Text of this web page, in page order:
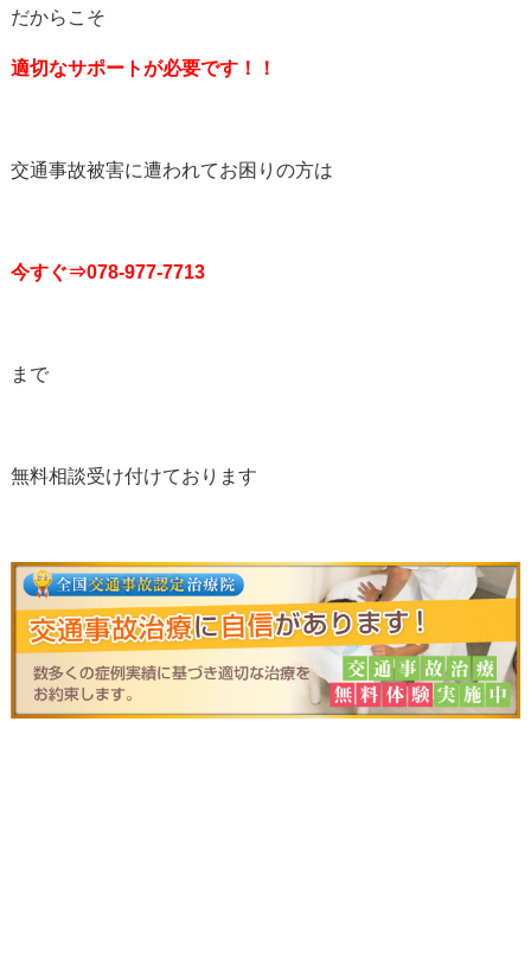
だからこそ
適切なサポートが必要です！！
交通事故被害に遭われてお困りの方は
今すぐ⇒078-977-7713
まで
無料相談受け付けております